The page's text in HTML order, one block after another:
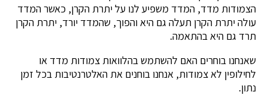
הצמודות מדד, המדד משפיע לנו על יתרת הקרן, כאשר המדד
עולה יתרת הקרן תעלה גם היא והפוך, שהמדד יורד, יתרת הקרן
תרד גם היא בהתאמה.
שאנחנו בוחרים האם להשתמש בהלוואות צמודות מדד או
לחילופין לא צמודות, אנחנו בוחנים את האלטרנטיבות בכל זמן
נתון.